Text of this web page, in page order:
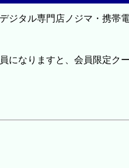
ジタル専門店ノジマ・携帯
になりますと、会員限定ク